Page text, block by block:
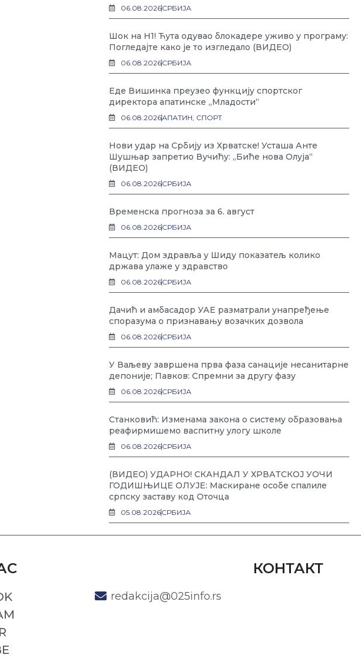
06.08.2026СРБИЈА
Шок на Н1! Ћута одувао блокадере уживо у програму:
Погледајте како је то изгледало (ВИДЕО)
06.08.2026СРБИЈА
Еде Вишинка преузео функцију спортског
директора апатинске „Младости“
06.08.2026АПАТИН, СПОРТ
Нови удар на Србију из Хрватске! Усташа Анте
Шушњар запретио Вучићу: „Биће нова Олуја“
(ВИДЕО)
06.08.2026СРБИЈА
Временска прогноза за 6. август
06.08.2026СРБИЈА
Мацут: Дом здравља у Шиду показатељ колико
држава улаже у здравство
06.08.2026СРБИЈА
Дачић и амбасадор УАЕ разматрали унапређење
споразума о признавању возачких дозвола
06.08.2026СРБИЈА
У Ваљеву завршена прва фаза санације несанитарне
депоније; Павков: Спремни за другу фазу
06.08.2026СРБИЈА
Станковић: Изменама закона о систему образовања
реафирмишемо васпитну улогу школе
06.08.2026СРБИЈА
(ВИДЕО) УДАРНО! СКАНДАЛ У ХРВАТСКОЈ УОЧИ
ГОДИШЊИЦЕ ОЛУЈЕ: Маскиране особе спалиле
српску заставу код Оточца
05.08.2026СРБИЈА
КОНТАКТ
redakcija@025info.rs